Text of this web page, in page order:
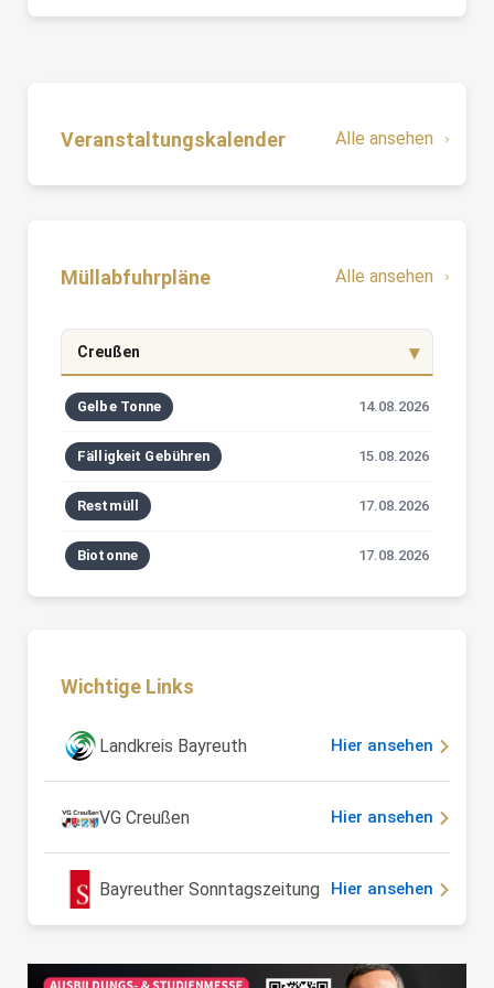
Veranstaltungskalender Alle ansehen
Müllabfuhrpläne Alle ansehen
Creußen
Gelbe Tonne 14.08.2026
Fälligkeit Gebühren 15.08.2026
Restmüll 17.08.2026
Biotonne 17.08.2026
Wichtige Links
Landkreis Bayreuth Hier ansehen
VG Creußen Hier ansehen
Bayreuther Sonntagszeitung Hier ansehen